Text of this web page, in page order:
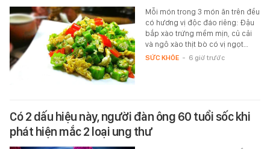
Mỗi món trong 3 món ăn trên đều
có hương vị độc đáo riêng: Đậu
bắp xào trứng mềm mịn, củ cải
và ngô xào thịt bò có vị ngọt…
SỨC KHỎE - 6 giờ trước
Có 2 dấu hiệu này, người đàn ông 60 tuổi sốc khi
phát hiện mắc 2 loại ung thư